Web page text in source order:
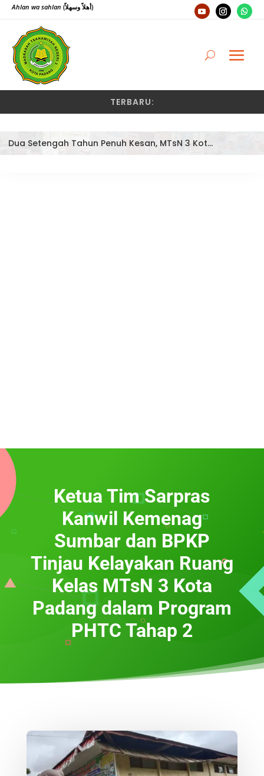
Ahlan wa sahlan (أهلاً وسهلاً)
TERBARU:
Dua Setengah Tahun Penuh Kesan, MTsN 3 Kota Padang Lepas Pengawas Pembina Dra. Nayusminar Nasrun
Ketua Tim Sarpras
Kanwil Kemenag
Sumbar dan BPKP
Tinjau Kelayakan Ruang
Kelas MTsN 3 Kota
Padang dalam Program
PHTC Tahap 2